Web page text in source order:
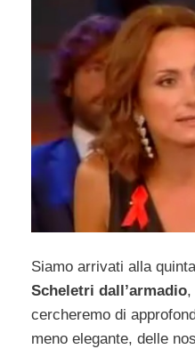
Siamo arrivati alla
Scheletri dall’armadio,
cercheremo di
meno elegante, delle